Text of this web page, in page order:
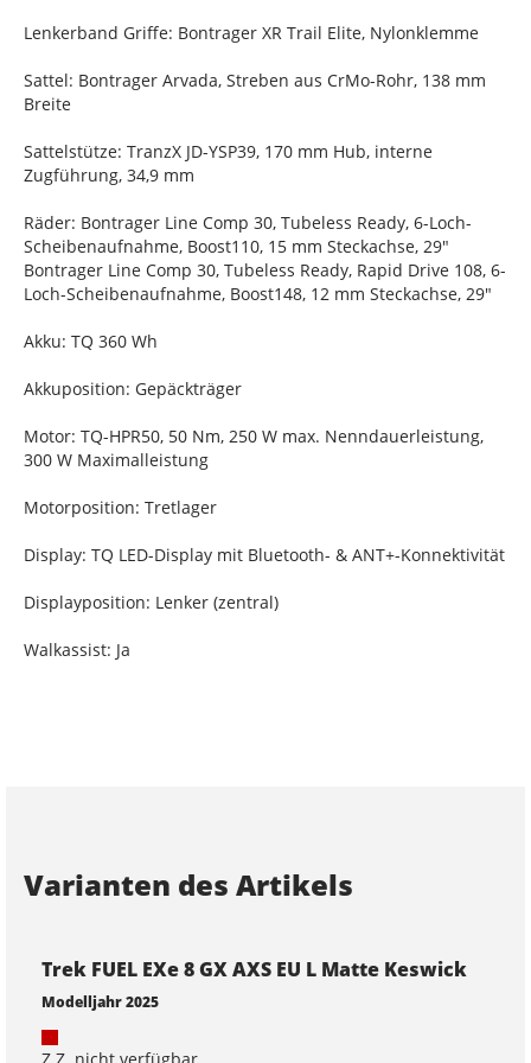
Lenkerband Griffe: Bontrager XR Trail Elite, Nylonklemme
Sattel: Bontrager Arvada, Streben aus CrMo-Rohr, 138 mm
Breite
Sattelstütze: TranzX JD-YSP39, 170 mm Hub, interne
Zugführung, 34,9 mm
Räder: Bontrager Line Comp 30, Tubeless Ready, 6-Loch-
Scheibenaufnahme, Boost110, 15 mm Steckachse, 29"
Bontrager Line Comp 30, Tubeless Ready, Rapid Drive 108, 6-
Loch-Scheibenaufnahme, Boost148, 12 mm Steckachse, 29"
Akku: TQ 360 Wh
Akkuposition: Gepäckträger
Motor: TQ-HPR50, 50 Nm, 250 W max. Nenndauerleistung,
300 W Maximalleistung
Motorposition: Tretlager
Display: TQ LED-Display mit Bluetooth- & ANT+-Konnektivität
Displayposition: Lenker (zentral)
Walkassist: Ja
Varianten des Artikels
Trek FUEL EXe 8 GX AXS EU L Matte Keswick
Modelljahr 2025